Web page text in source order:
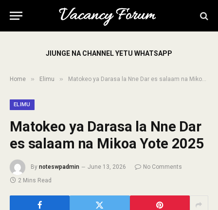
JIUNGE NA CHANNEL YETU WHATSAPP
Home » Elimu » Matokeo ya Darasa la Nne Dar es salaam na Mikoa Yote 2025
ELIMU
Matokeo ya Darasa la Nne Dar
es salaam na Mikoa Yote 2025
By noteswpadmin June 13, 2026
No Comments
2 Mins Read